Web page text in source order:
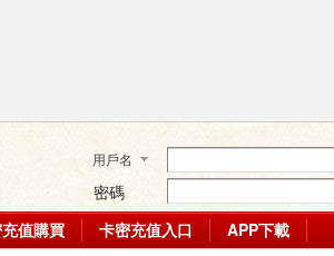
用戶名
密碼
值購買 卡密充值入口
APP下載